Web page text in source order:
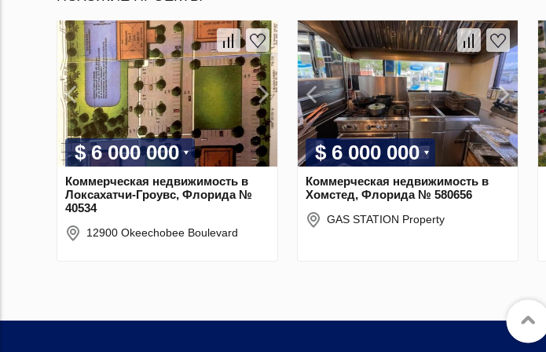
$ 6 000 000
Коммерческая недвижимость в
Локсахатчи-Гроувс, Флорида №
40534
12900 Okeechobee Boulevard
$ 6 000 000
Коммерческая недвижимость в
Хомстед, Флорида № 580656
GAS STATION Property